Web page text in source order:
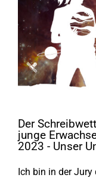
Der
junge
2023 - Unser
Ich bin in der Jury